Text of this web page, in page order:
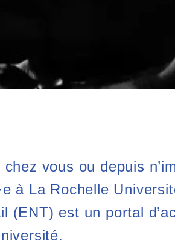
vous ou depuis
à La Rochelle
(ENT) est un portal